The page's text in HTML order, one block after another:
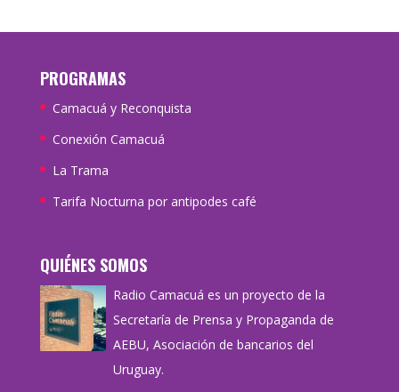
PROGRAMAS
Camacuá y Reconquista
Conexión Camacuá
La Trama
Tarifa Nocturna por antipodes café
QUIÉNES SOMOS
Radio Camacuá es un proyecto de la
Secretaría de Prensa y Propaganda de
AEBU, Asociación de bancarios del
Uruguay.